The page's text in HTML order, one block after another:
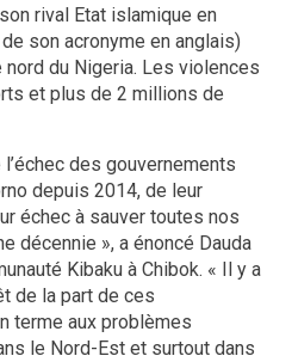
rival Etat islamique en
son acronyme en anglais)
du Nigeria. Les violences
et plus de 2 millions de
des gouvernements
depuis 2014, de leur
échec à sauver toutes nos
décennie », a énoncé Dauda
Kibaku à Chibok. « Il y a
de la part de ces
terme aux problèmes
le Nord-Est et surtout dans